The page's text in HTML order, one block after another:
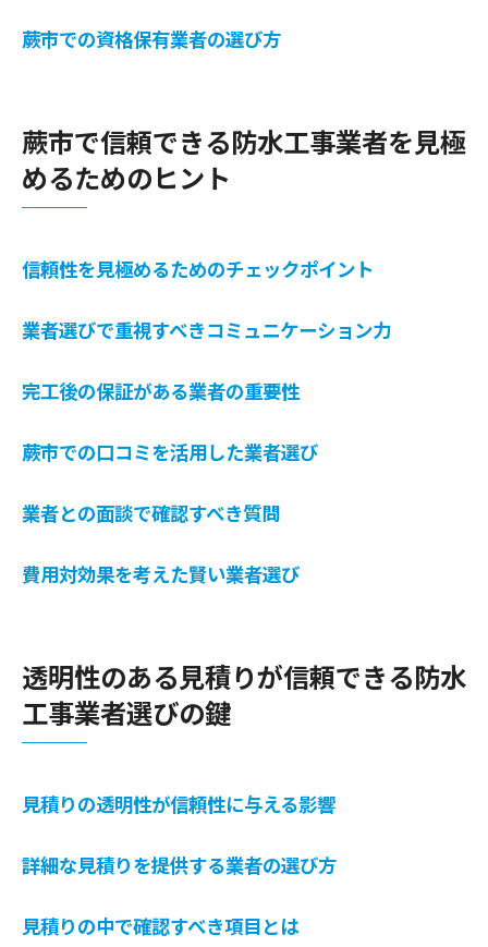
対応力と信頼性の関係性について
蕨市での資格保有業者の選び方
蕨市で信頼できる防水工事業者を見極
めるためのヒント
信頼性を見極めるためのチェックポイント
業者選びで重視すべきコミュニケーション力
完工後の保証がある業者の重要性
蕨市での口コミを活用した業者選び
業者との面談で確認すべき質問
費用対効果を考えた賢い業者選び
透明性のある見積りが信頼できる防水
工事業者選びの鍵
見積りの透明性が信頼性に与える影響
詳細な見積りを提供する業者の選び方
見積りの中で確認すべき項目とは